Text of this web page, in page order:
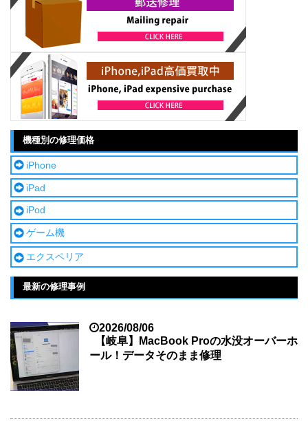
機種別の修理価格
iPhone
iPad
iPod
ゲーム機
エクスペリア
最新の修理事例
2026/08/06
【岐阜】MacBook Proの水没オーバーホ
ール！データそのまま修理